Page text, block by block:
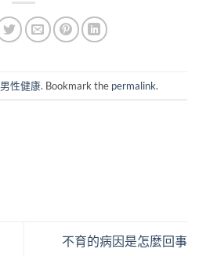
男性健康. Bookmark the permalink.
不育的病因是怎麼回事